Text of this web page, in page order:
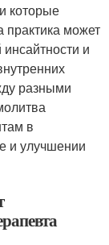
которые
может
и
разными
в
и улучшении